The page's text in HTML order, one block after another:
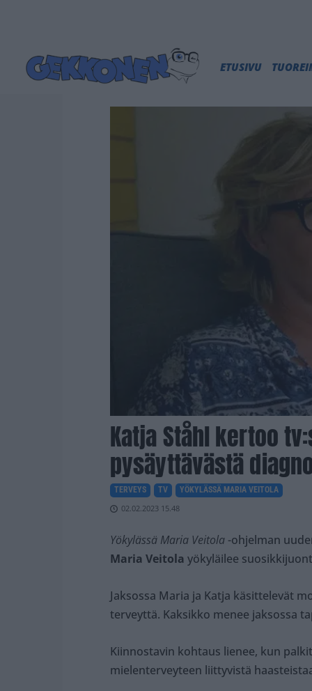
ETUSIVU
Katja Ståhl kertoo
pysäyttävästä
TERVEYS TV YÖKYLÄSSÄ MARIA VEITOLA
02.02.2023 15.48
Yökylässä Maria Veitola -ohjelman
Maria Veitola yökyläilee
Jaksossa Maria ja Katja käsittelevät
terveyttä. Kaksikko menee jaksossa
Kiinnostavin kohtaus lienee, kun
mielenterveyteen liittyvistä